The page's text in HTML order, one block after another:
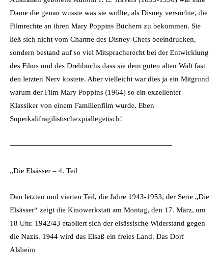
Dame die genau wusste was sie wollte, als Disney versuchte, die
Filmrechte an ihren Mary Poppins Büchern zu bekommen. Sie
ließ sich nicht vom Charme des Disney-Chefs beeindrucken,
sondern bestand auf so viel Mitspracherecht bei der Entwicklung
des Films und des Drehbuchs dass sie dem guten alten Walt fast
den letzten Nerv kostete. Aber vielleicht war dies ja ein Mitgrund
warum der Film Mary Poppins (1964) so ein exzellenter
Klassiker von einem Familienfilm wurde. Eben
Superkalifragilistischexpiallegetisch!
——————————————————————
„Die Elsässer – 4. Teil
Den letzten und vierten Teil, die Jahre 1943-1953, der Serie „Die
Elsässer“ zeigt die Kinowerkstatt am Montag, den 17. März, um
18 Uhr. 1942/43 etabliert sich der elsässische Widerstand gegen
die Nazis. 1944 wird das Elsaß ein freies Land. Das Dorf
Alsheim